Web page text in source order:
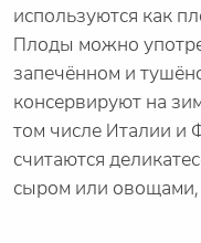
используются как
Плоды можно
запечённом и
консервируют на
том числе Италии и
считаются
сыром или овощами,